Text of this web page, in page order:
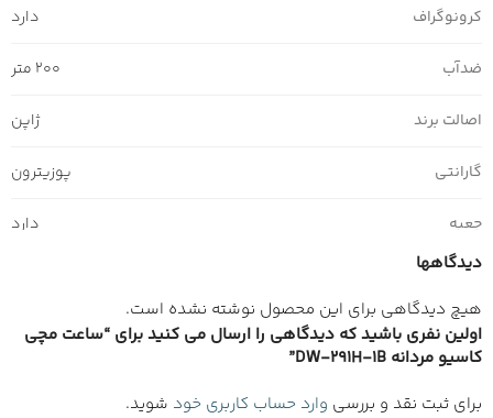
کرونوگراف دارد
ضدآب 200 متر
اصالت برند ژاپن
گارانتی پوزیترون
جعبه دارد
دیدگاهها
هیچ دیدگاهی برای این محصول نوشته نشده است.
اولین نفری باشید که دیدگاهی را ارسال می کنید برای “ساعت مچی
کاسیو مردانه DW-291H-1B”
برای ثبت نقد و بررسی وارد حساب کاربری خود شوید.